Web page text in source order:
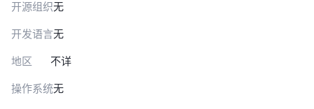
开源组织无
开发语言无
地区 不详
操作系统无